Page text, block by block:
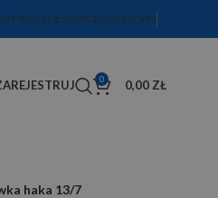
MERCEDESÓWDEKODER VIN
0 0,00 ZŁ
haka 13/7